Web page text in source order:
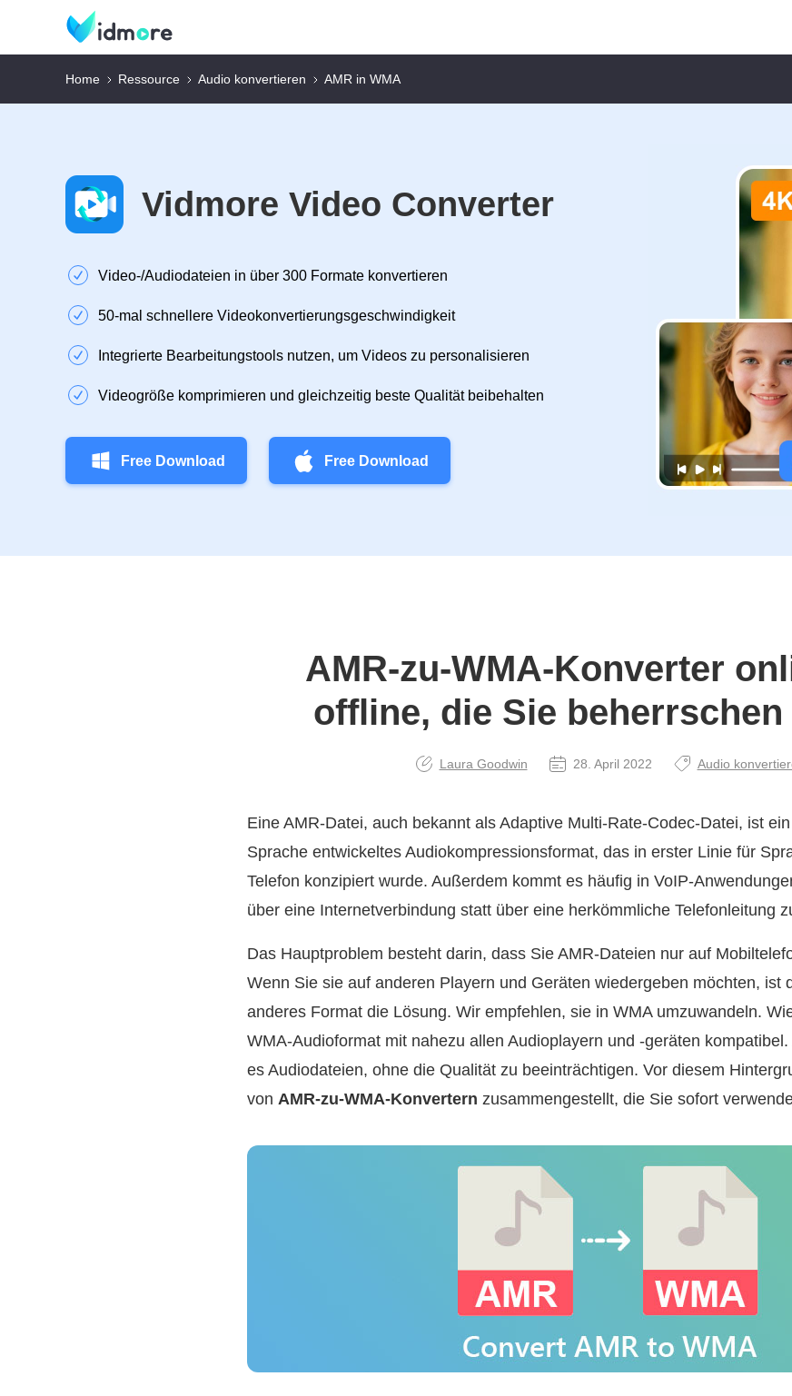
Home Ressource Audio konvertieren AMR in WMA
Vidmore Video Converter
Video‑/Audiodateien in über 300 Formate konvertieren
50‑mal schnellere Videokonvertierungsgeschwindigkeit
Integrierte Bearbeitungstools nutzen, um Videos zu personalisieren
Videogröße komprimieren und gleichzeitig beste Qualität beibehalten
Free Download Free Download
AMR‑zu‑WMA‑Konverter
offline, die Sie
Laura Goodwin 28. April 2022 Audio
Eine AMR-Datei, auch bekannt als Adaptive Multi-Rate‑Codec-Datei, ist
Sprache entwickeltes Audiokompressionsformat, das in erster Linie für
Telefon konzipiert wurde. Außerdem kommt es häufig in
über eine Internetverbindung statt über eine herkömmliche Telefonleitung
Das Hauptproblem besteht darin, dass Sie AMR‑Dateien nur auf
Wenn Sie sie auf anderen Playern und Geräten wiedergeben möchten, ist
anderes Format die Lösung. Wir empfehlen, sie in WMA umzuwandeln.
WMA‑Audioformat mit nahezu allen Audioplayern und -geräten
es Audiodateien, ohne die Qualität zu beeinträchtigen. Vor diesem
von AMR‑zu‑WMA‑Konvertern zusammengestellt, die Sie sofort